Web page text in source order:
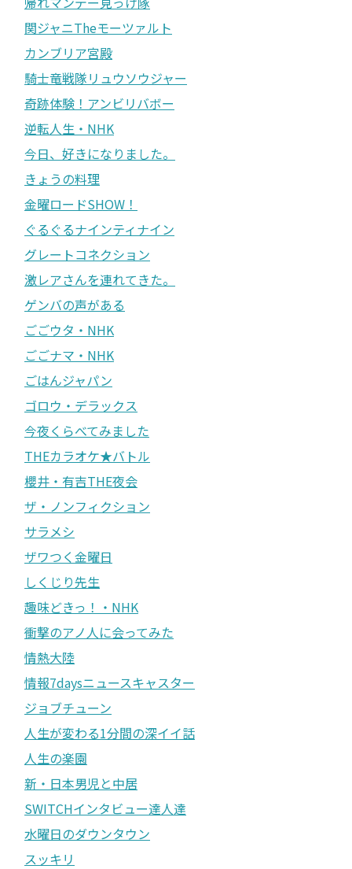
関ジャニTheモーツァルト
カンブリア宮殿
騎士竜戦隊リュウソウジャー
奇跡体験！アンビリバボー
逆転人生・NHK
今日、好きになりました。
きょうの料理
金曜ロードSHOW！
ぐるぐるナインティナイン
グレートコネクション
激レアさんを連れてきた。
ゲンバの声がある
ごごウタ・NHK
ごごナマ・NHK
ごはんジャパン
ゴロウ・デラックス
今夜くらべてみました
THEカラオケ★バトル
櫻井・有吉THE夜会
ザ・ノンフィクション
サラメシ
ザワつく金曜日
しくじり先生
趣味どきっ！・NHK
衝撃のアノ人に会ってみた
情熱大陸
情報7daysニュースキャスター
ジョブチューン
人生が変わる1分間の深イイ話
人生の楽園
新・日本男児と中居
SWITCHインタビュー達人達
水曜日のダウンタウン
スッキリ